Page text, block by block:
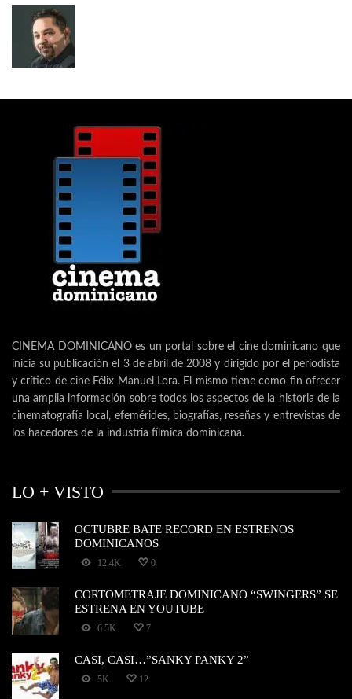
CINEMA DOMINICANO es un portal sobre el cine dominicano que
inicia su publicación el 3 de abril de 2008 y dirigido por el periodista
y crítico de cine Félix Manuel Lora. El mismo tiene como fin ofrecer
una amplia información sobre todos los aspectos de la historia de la
cinematografía local, efemérides, biografías, reseñas y entrevistas de
los hacedores de la industria fílmica dominicana.
LO + VISTO
OCTUBRE BATE RECORD EN ESTRENOS
DOMINICANOS
12.4K 0
CORTOMETRAJE DOMINICANO “SWINGERS” SE
ESTRENA EN YOUTUBE
6.5K 7
CASI, CASI…”SANKY PANKY 2”
5K 12